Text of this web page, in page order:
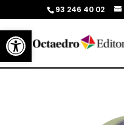
Abrir barra de herramientas
93 246 40 02